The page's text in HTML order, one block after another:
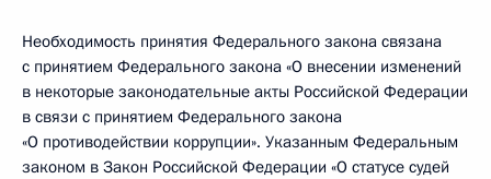
Необходимость принятия Федерального закона связана
с принятием Федерального закона «О внесении изменений
в некоторые законодательные акты Российской Федерации
в связи с принятием Федерального закона
«О противодействии коррупции». Указанным Федеральным
законом в Закон Российской Федерации «О статусе судей